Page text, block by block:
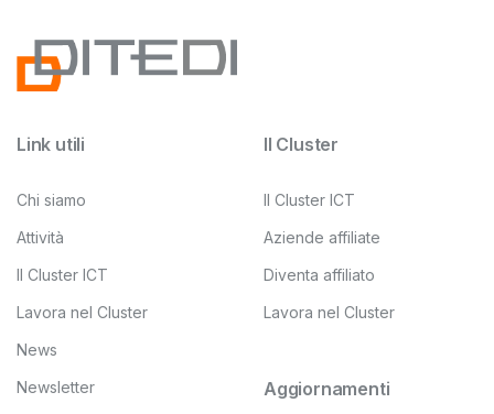
Link utili
Chi siamo
Attività
Il Cluster ICT
Lavora nel Cluster
News
Newsletter
Il Cluster
Il Cluster ICT
Aziende affiliate
Diventa affiliato
Lavora nel Cluster
Aggiornamenti